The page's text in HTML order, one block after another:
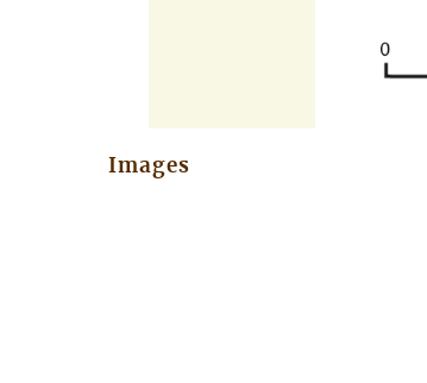
Images